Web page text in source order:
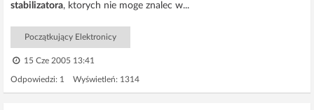
stabilizatora, ktorych nie moge znalec w...
Początkujący Elektronicy
15 Cze 2005 13:41
Odpowiedzi: 1 Wyświetleń: 1314